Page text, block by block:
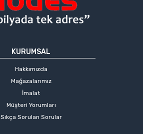
KURUMSAL
Hakkımızda
Mağazalarımız
İmalat
Müşteri Yorumları
Sıkça Sorulan Sorular